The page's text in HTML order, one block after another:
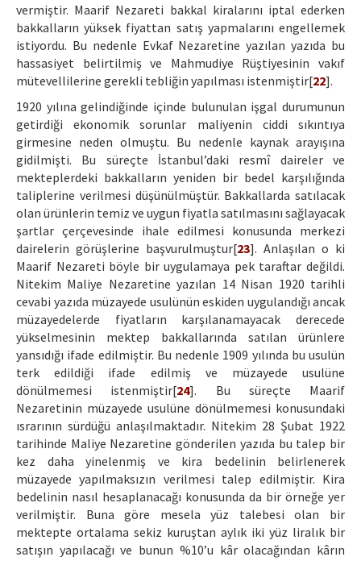
vermiştir. Maarif Nezareti bakkal kiralarını iptal ederken
bakkalların yüksek fiyattan satış yapmalarını engellemek
istiyordu. Bu nedenle Evkaf Nezaretine yazılan yazıda bu
hassasiyet belirtilmiş ve Mahmudiye Rüştiyesinin vakıf
mütevellilerine gerekli tebliğin yapılması istenmiştir[22].
1920 yılına gelindiğinde içinde bulunulan işgal durumunun
getirdiği ekonomik sorunlar maliyenin ciddi sıkıntıya
girmesine neden olmuştu. Bu nedenle kaynak arayışına
gidilmişti. Bu süreçte İstanbul’daki resmî daireler ve
mekteplerdeki bakkalların yeniden bir bedel karşılığında
taliplerine verilmesi düşünülmüştür. Bakkallarda satılacak
olan ürünlerin temiz ve uygun fiyatla satılmasını sağlayacak
şartlar çerçevesinde ihale edilmesi konusunda merkezi
dairelerin görüşlerine başvurulmuştur[23]. Anlaşılan o ki
Maarif Nezareti böyle bir uygulamaya pek taraftar değildi.
Nitekim Maliye Nezaretine yazılan 14 Nisan 1920 tarihli
cevabi yazıda müzayede usulünün eskiden uygulandığı ancak
müzayedelerde fiyatların karşılanamayacak derecede
yükselmesinin mektep bakkallarında satılan ürünlere
yansıdığı ifade edilmiştir. Bu nedenle 1909 yılında bu usulün
terk edildiği ifade edilmiş ve müzayede usulüne
dönülmemesi istenmiştir[24]. Bu süreçte Maarif
Nezaretinin müzayede usulüne dönülmemesi konusundaki
ısrarının sürdüğü anlaşılmaktadır. Nitekim 28 Şubat 1922
tarihinde Maliye Nezaretine gönderilen yazıda bu talep bir
kez daha yinelenmiş ve kira bedelinin belirlenerek
müzayede yapılmaksızın verilmesi talep edilmiştir. Kira
bedelinin nasıl hesaplanacağı konusunda da bir örneğe yer
verilmiştir. Buna göre mesela yüz talebesi olan bir
mektepte ortalama sekiz kuruştan aylık iki yüz liralık bir
satışın yapılacağı ve bunun %10’u kâr olacağından kârın